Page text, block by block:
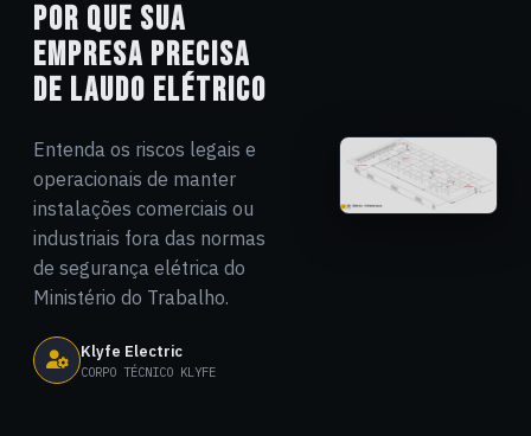
POR QUE SUA
EMPRESA PRECISA
DE LAUDO ELÉTRICO
Entenda os riscos legais e
operacionais de manter
instalações comerciais ou
industriais fora das normas
de segurança elétrica do
Ministério do Trabalho.
Klyfe Electric
CORPO TÉCNICO KLYFE